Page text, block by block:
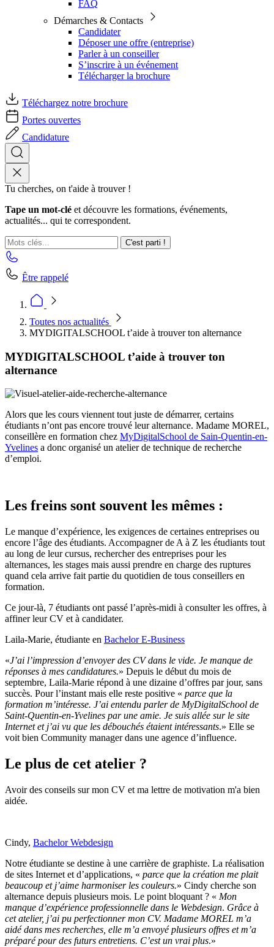
FAQ
Démarches & Contacts
Candidater
Déposer une offre (entreprise)
Parler à un conseiller
S’inscrire à un événement
Télécharger la brochure
Téléchargez notre brochure
Portes ouvertes
Candidature
Tu cherches, on t'aide à trouver !
Tape un mot-clé et découvre les formations, événements,
actualités... qui te correspondent.
C'est parti !
Être rappelé
Toutes nos actualités
MYDIGITALSCHOOL t’aide à trouver ton alternance
MYDIGITALSCHOOL t’aide à trouver ton
alternance
Alors que les cours viennent tout juste de démarrer, certains
étudiants n’ont pas encore trouvé leur alternance. Madame MOREL,
conseillère en formation chez MyDigitalSchool de Sain-Quentin-en-
Yvelines a donc organisé un atelier de technique de recherche
d’emploi.
Les freins sont souvent les mêmes :
Le manque d’expérience, les exigences de certaines entreprises ou
encore l’âge des étudiants. Accompagner de A à Z les étudiants tout
au long de leur cursus, rechercher des entreprises pour les
alternances, les stages mais aussi prendre en charge des ruptures
quand cela arrive fait partie du quotidien de tous conseillers en
formation.
Ce jour-là, 7 étudiants ont passé l’après-midi à consulter les offres, à
affiner leur CV et à candidater.
Laila-Marie, étudiante en Bachelor E-Business
«J’ai l’impression d’envoyer des CV dans le vide. Je manque de
réponses à mes candidatures.» Depuis le début du mois de
septembre, Laila-Marie répond à une dizaine d’offres par jour, sans
succès. Pour l’instant mais elle reste positive « parce que la
formation m’intéresse. J’ai entendu parler de MyDigitalSchool de
Saint-Quentin-en-Yvelines par une amie. Je suis allée sur le site
Internet et j’ai vu que les débouchés étaient intéressants.» Elle se
voit bien Community manager dans une agence d’influence.
Le plus de cet atelier ?
Avoir des conseils sur mon CV et ma lettre de motivation m'a bien
aidée.
Cindy, Bachelor Webdesign
Notre étudiante se destine à une carrière de graphiste. La réalisation
de sites Internet et d’applications, « parce que la création me plait
beaucoup et j’aime harmoniser les couleurs.» Cindy cherche son
alternance depuis plusieurs mois. Le point bloquant ? « Mon
manque d’expérience professionnelle dans le Webdesign. Grâce à
cet atelier, j’ai pu perfectionner mon CV. Madame MOREL m’a
aidé dans mes recherches, elle m’a envoyé plusieurs offres et m’a
préparé pour des futurs entretiens. C’est un vrai plus.»